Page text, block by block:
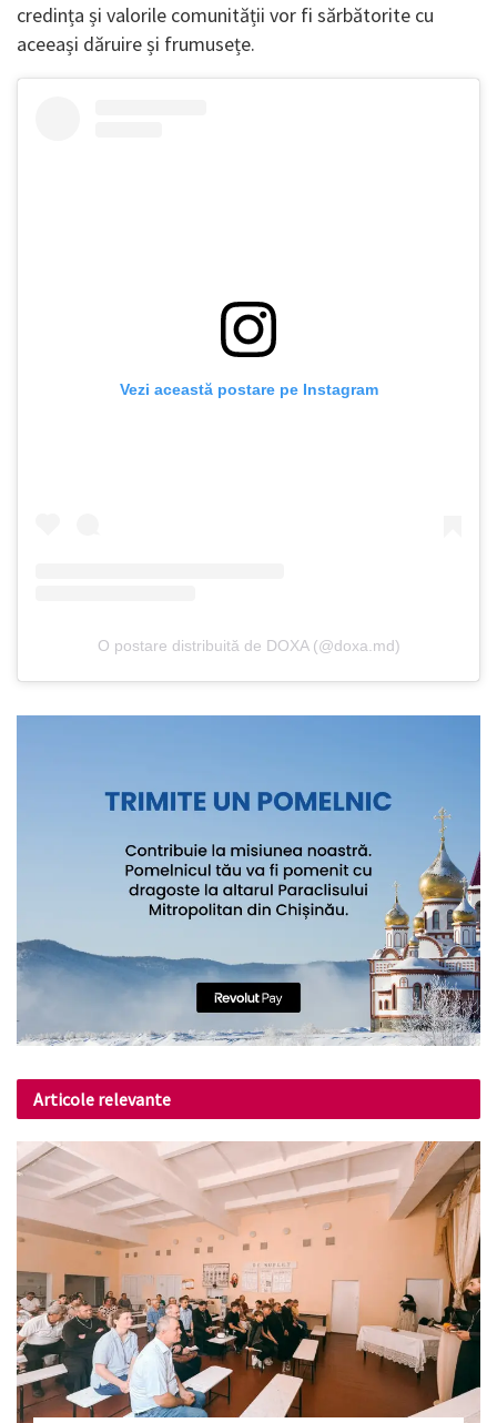
credința și valorile comunității vor fi sărbătorite cu
aceeași dăruire și frumusețe.
Vezi această postare pe Instagram
O postare distribuită de DOXA (@doxa.md)
Articole relevante